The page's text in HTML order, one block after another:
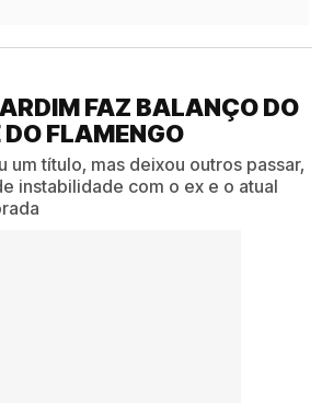
FAZ BALANÇO DO
DO FLAMENGO
um título, mas deixou outros passar,
instabilidade com o ex e o atual